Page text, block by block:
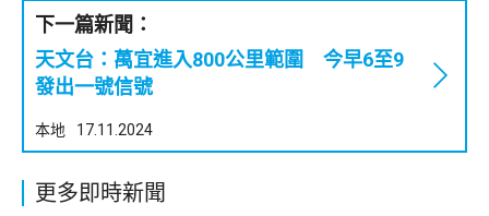
下一篇新聞：
天文台：萬宜進入800公里範圍 今早6至9
發出一號信號
本地 17.11.2024
更多即時新聞